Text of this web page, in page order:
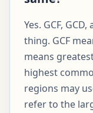
Yes. GCF,
thing. GCF
means
highest
regions may
refer to the